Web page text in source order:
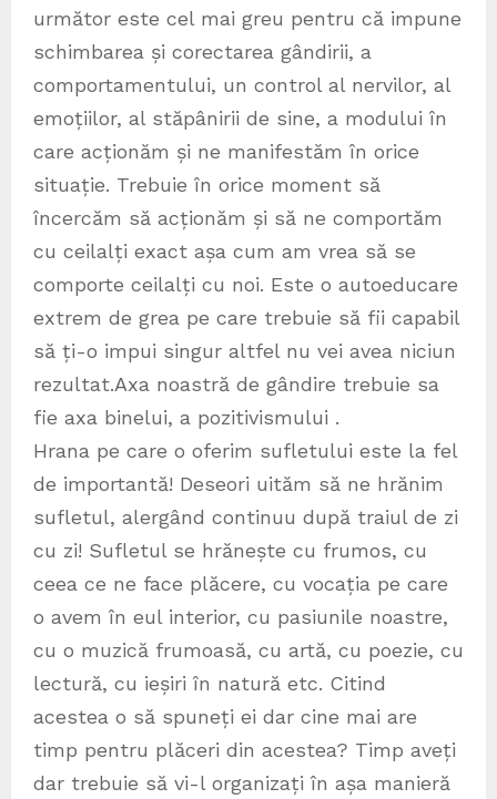
următor este cel mai greu pentru că impune
schimbarea și corectarea gândirii, a
comportamentului, un control al nervilor, al
emoțiilor, al stăpânirii de sine, a modului în
care acționăm și ne manifestăm în orice
situație. Trebuie în orice moment să
încercăm să acționăm și să ne comportăm
cu ceilalți exact așa cum am vrea să se
comporte ceilalți cu noi. Este o autoeducare
extrem de grea pe care trebuie să fii capabil
să ți-o impui singur altfel nu vei avea niciun
rezultat.Axa noastră de gândire trebuie sa
fie axa binelui, a pozitivismului .
Hrana pe care o oferim sufletului este la fel
de importantă! Deseori uităm să ne hrănim
sufletul, alergând continuu după traiul de zi
cu zi! Sufletul se hrănește cu frumos, cu
ceea ce ne face plăcere, cu vocația pe care
o avem în eul interior, cu pasiunile noastre,
cu o muzică frumoasă, cu artă, cu poezie, cu
lectură, cu ieșiri în natură etc. Citind
acestea o să spuneți ei dar cine mai are
timp pentru plăceri din acestea? Timp aveți
dar trebuie să vi-l organizați în așa manieră